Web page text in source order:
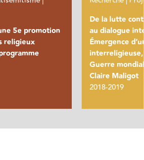
5e promotion
religieux
De la lutte
au dialogue
Émergence
Guerre
Claire Maligot
2018-2019